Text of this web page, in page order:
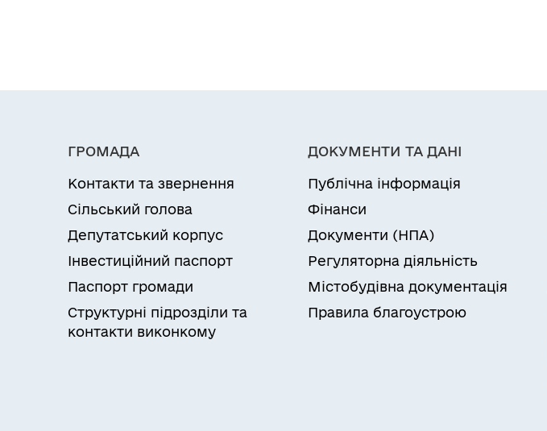
ГРОМАДА
Контакти та звернення
Сільський голова
Депутатський корпус
Інвестиційний паспорт
Паспорт громади
Структурні підрозділи та
контакти виконкому
ДОКУМЕНТИ ТА ДАНІ
Публічна інформація
Фінанси
Документи (НПА)
Регуляторна діяльність
Містобудівна документація
Правила благоустрою